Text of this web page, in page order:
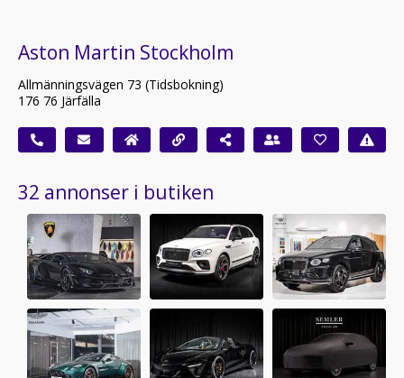
Aston Martin Stockholm
Allmänningsvägen 73 (Tidsbokning)
176 76 Järfälla
32 annonser i butiken